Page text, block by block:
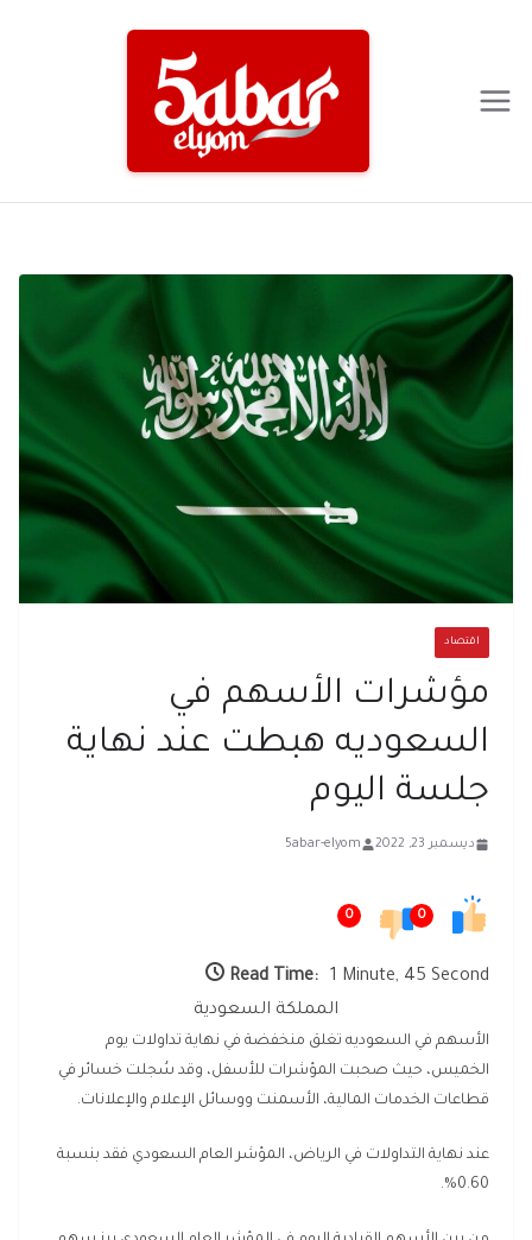
اقتصاد
مؤشرات الأسهم في
السعوديه هبطت عند نهاية
جلسة اليوم
ديسمبر 23, 2022 5abar-elyom
0
0
Read Time:
1 Minute, 45 Second
المملكة السعودية
الأسهم في السعوديه تغلق منخفضة في نهاية تداولات يوم
الخميس، حيث صحبت المؤشرات للأسفل، وقد سُجلت خسائر في
قطاعات الخدمات المالية، الأسمنت ووسائل الإعلام والإعلانات.
عند نهاية التداولات في الرياض، المؤشر العام السعودي فقد بنسبة
0.60%.